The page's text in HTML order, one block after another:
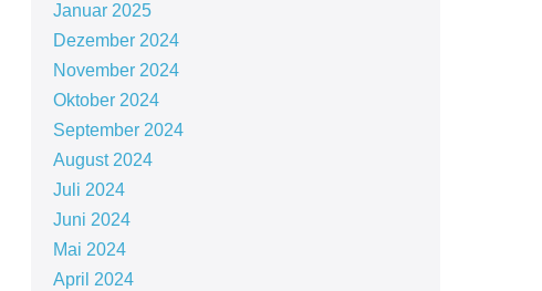
Januar 2025
Dezember 2024
November 2024
Oktober 2024
September 2024
August 2024
Juli 2024
Juni 2024
Mai 2024
April 2024